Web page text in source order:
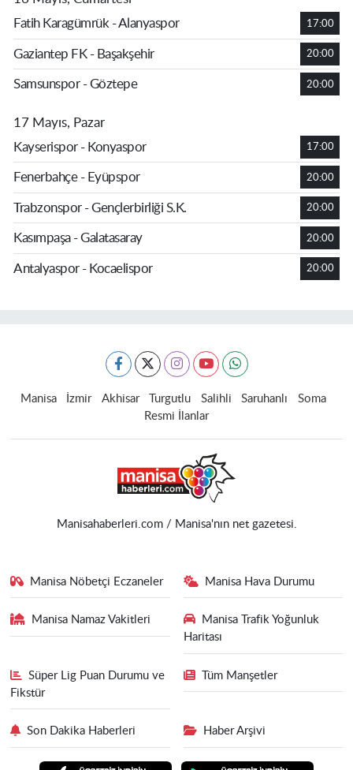
Fatih Karagümrük - Alanyaspor
17:00
Gaziantep FK - Başakşehir 20:00
Samsunspor - Göztepe 20:00
17 Mayıs, Pazar
Kayserispor - Konyaspor
17:00
Fenerbahçe - Eyüpspor 20:00
Trabzonspor - Gençlerbirliği S.K. 20:00
Kasımpaşa - Galatasaray 20:00
Antalyaspor - Kocaelispor 20:00
Manisa İzmir Akhisar Turgutlu Salihli Saruhanlı
Soma
Resmi İlanlar
Manisahaberleri.com / Manisa'nın net gazetesi.
Manisa Nöbetçi Eczaneler Manisa Hava Durumu
Manisa Namaz Vakitleri
Manisa Trafik Yoğunluk
Haritası
Süper Lig Puan Durumu ve
Fikstür
Tüm Manşetler
Son Dakika Haberleri Haber Arşivi